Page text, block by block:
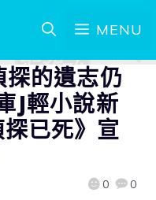
MENU
探的遺志仍
J輕小說新
已死》宣
0 0